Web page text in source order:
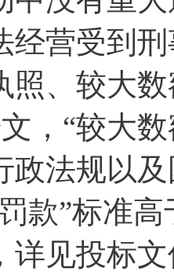
经营受到
照、较大
，“较大
政法规以
款”标准
详见投标